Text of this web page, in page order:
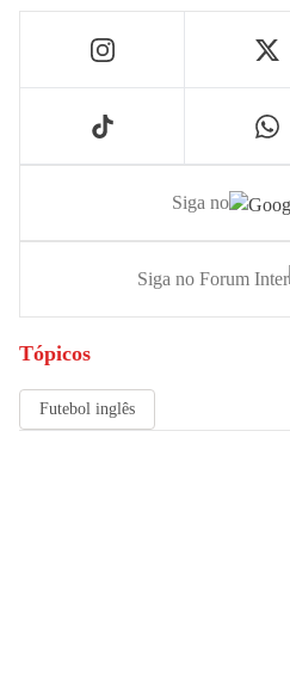
Siga no
Siga no Forum Inter
Tópicos
Futebol inglês